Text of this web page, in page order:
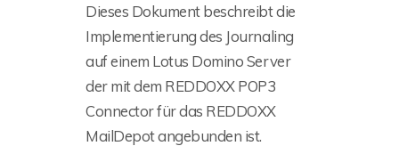
Dieses Dokument beschreibt die
Implementierung des Journaling
auf einem Lotus Domino Server
der mit dem REDDOXX POP3
Connector für das REDDOXX
MailDepot angebunden ist.